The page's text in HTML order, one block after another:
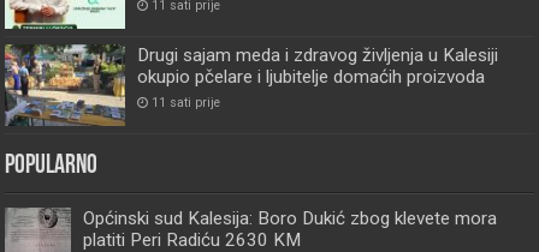
11 sati prije
Drugi sajam meda i zdravog življenja u Kalesiji
okupio pčelare i ljubitelje domaćih proizvoda
11 sati prije
Popularno
Općinski sud Kalesija: Boro Dukić zbog klevete mora
platiti Peri Radiću 2630 KM